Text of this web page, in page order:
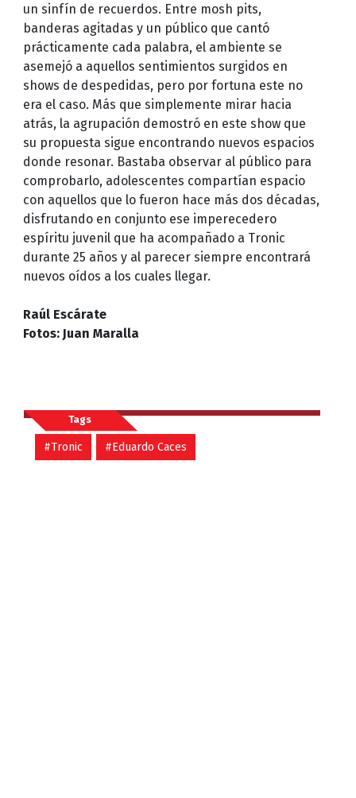
un sinfín de recuerdos. Entre mosh pits,
banderas agitadas y un público que cantó
prácticamente cada palabra, el ambiente se
asemejó a aquellos sentimientos surgidos en
shows de despedidas, pero por fortuna este no
era el caso. Más que simplemente mirar hacia
atrás, la agrupación demostró en este show que
su propuesta sigue encontrando nuevos espacios
donde resonar. Bastaba observar al público para
comprobarlo, adolescentes compartían espacio
con aquellos que lo fueron hace más dos décadas,
disfrutando en conjunto ese imperecedero
espíritu juvenil que ha acompañado a Tronic
durante 25 años y al parecer siempre encontrará
nuevos oídos a los cuales llegar.
Raúl Escárate
Fotos: Juan Maralla
Tags
#Tronic #Eduardo Caces